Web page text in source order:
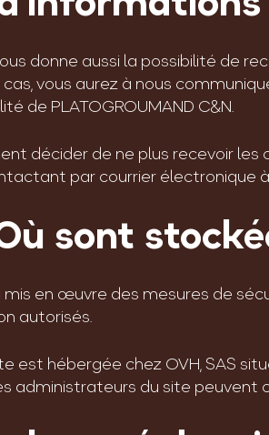
donne aussi la possibilité de
cas, vous aurez à nous
de PLATOGROUMAND C&N.
décider de ne plus recevoir
par courrier électronique
sont
mis en œuvre des mesures de
autorisés.
est hébergée chez OVH, SAS
administrateurs du site